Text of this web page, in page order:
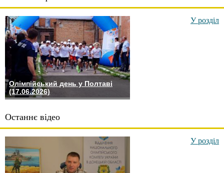
Олімпійський день у Полтаві
(17.06.2026)
У розділ
Останнє відео
У розділ